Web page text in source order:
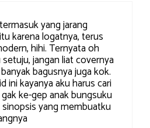
yang jarang
karena logatnya, terus
hihi. Ternyata oh
jangan liat covernya
bagusnya juga kok.
ini kayanya aku harus cari
ke-gep anak bungsuku
yang membuatku